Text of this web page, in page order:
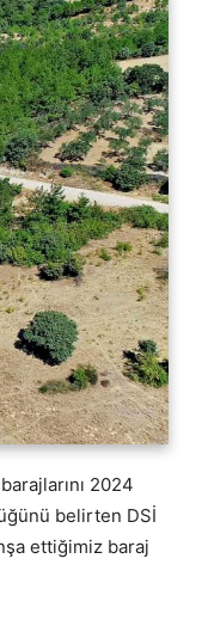
2024
belirten DSİ
ettiğimiz baraj